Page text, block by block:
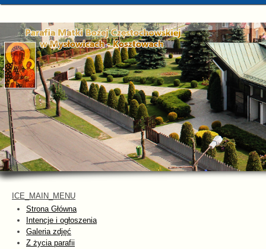
ICE_MAIN_MENU
Strona Główna
Intencje i ogłoszenia
Galeria zdjęć
Z życia parafii